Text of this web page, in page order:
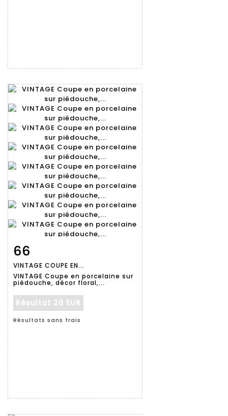
détaillée
66
VINTAGE COUPE EN...
VINTAGE Coupe en porcelaine sur
piédouche, décor floral,...
Résultat 20 EUR
Résultats sans frais